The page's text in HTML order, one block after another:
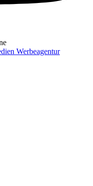
Werbeagentur